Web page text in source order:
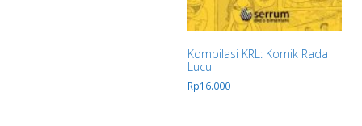
Kompilasi KRL: Komik Rada
Lucu
Rp16.000